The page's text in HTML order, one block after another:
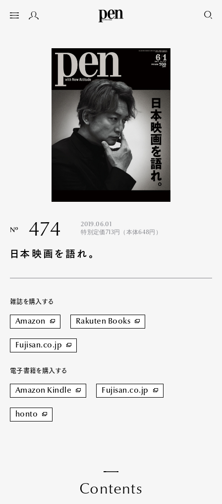
Nº 474
2019.06.01
特別定価713円（本体648円）
日本映画を語れ。
雑誌を購入する
Amazon Rakuten Books
Fujisan.co.jp
電子書籍を購入する
Amazon Kindle Fujisan.co.jp
honto
Contents